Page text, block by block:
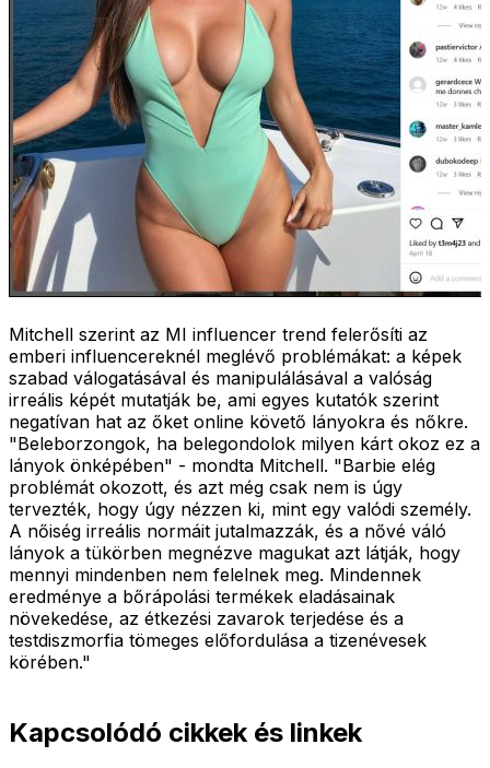
Mitchell szerint az MI influencer trend felerősíti az
emberi influencereknél meglévő problémákat: a képek
szabad válogatásával és manipulálásával a valóság
irreális képét mutatják be, ami egyes kutatók szerint
negatívan hat az őket online követő lányokra és nőkre.
"Beleborzongok, ha belegondolok milyen kárt okoz ez a
lányok önképében" - mondta Mitchell. "Barbie elég
problémát okozott, és azt még csak nem is úgy
tervezték, hogy úgy nézzen ki, mint egy valódi személy.
A nőiség irreális normáit jutalmazzák, és a nővé váló
lányok a tükörben megnézve magukat azt látják, hogy
mennyi mindenben nem felelnek meg. Mindennek
eredménye a bőrápolási termékek eladásainak
növekedése, az étkezési zavarok terjedése és a
testdiszmorfia tömeges előfordulása a tizenévesek
körében."
Kapcsolódó cikkek és linkek